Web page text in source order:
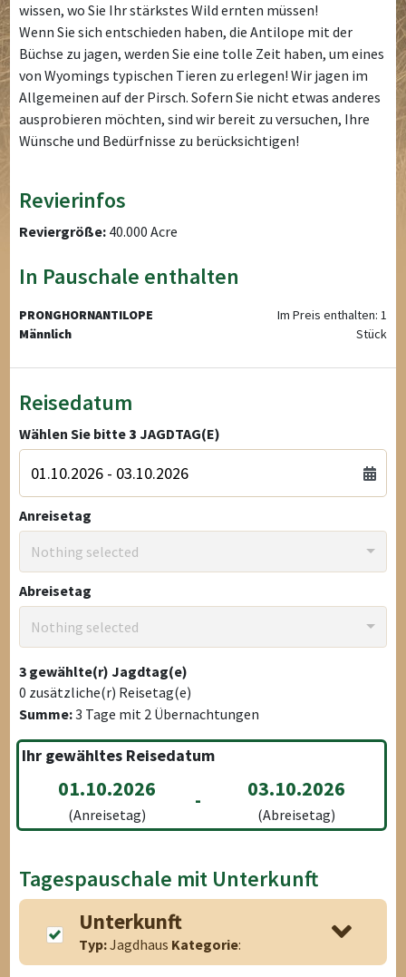
wissen, wo Sie Ihr stärkstes Wild ernten müssen!
Wenn Sie sich entschieden haben, die Antilope mit der
Büchse zu jagen, werden Sie eine tolle Zeit haben, um eines
von Wyomings typischen Tieren zu erlegen! Wir jagen im
Allgemeinen auf der Pirsch. Sofern Sie nicht etwas anderes
ausprobieren möchten, sind wir bereit zu versuchen, Ihre
Wünsche und Bedürfnisse zu berücksichtigen!
Revierinfos
Reviergröße: 40.000 Acre
In Pauschale enthalten
PRONGHORNANTILOPE
Männlich
Im Preis enthalten: 1
Stück
Reisedatum
Wählen Sie bitte 3 JAGDTAG(E)
Anreisetag
Nothing selected
Abreisetag
Nothing selected
3 gewählte(r) Jagdtag(e)
0 zusätzliche(r) Reisetag(e)
Summe:3 Tage mit 2 Übernachtungen
Ihr gewähltes Reisedatum
01.10.2026
(Anreisetag)
- 03.10.2026
(Abreisetag)
Tagespauschale mit Unterkunft
Unterkunft
Typ:Jagdhaus Kategorie: